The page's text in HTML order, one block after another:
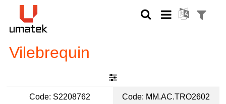
Vilebrequin
Code: S2208762
Code: MM.AC.TRO2602